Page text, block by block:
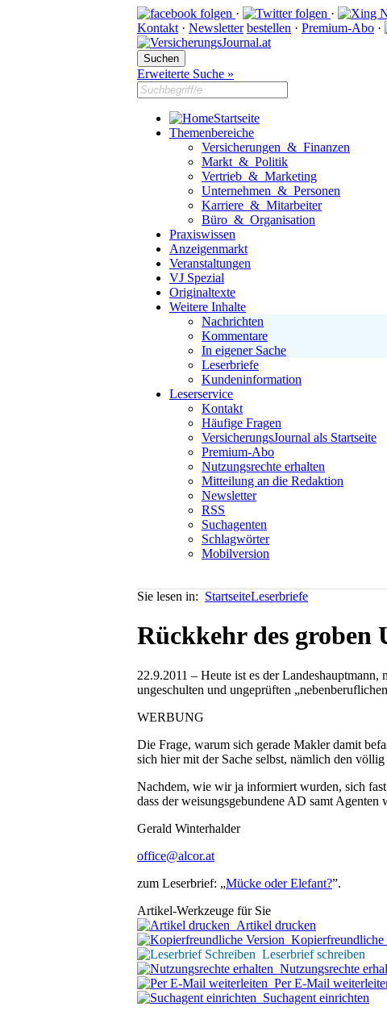
· ·
Kontakt · Newsletter bestellen · Premium-Abo ·
Erweiterte Suche »
Startseite
Themenbereiche
Versicherungen & Finanzen
Markt & Politik
Vertrieb & Marketing
Unternehmen & Personen
Karriere & Mitarbeiter
Büro & Organisation
Praxiswissen
Anzeigenmarkt
Veranstaltungen
VJ Spezial
Originaltexte
Weitere Inhalte
Nachrichten
Kommentare
In eigener Sache
Leserbriefe
Kundeninformation
Leserservice
Kontakt
Häufige Fragen
VersicherungsJournal als Startseite
Premium-Abo
Nutzungsrechte erhalten
Mitteilung an die Redaktion
Newsletter
RSS
Suchagenten
Schlagwörter
Mobilversion
Sie lesen in: StartseiteLeserbriefe
Rückkehr des groben
22.9.2011 – Heute ist es der
ungeschulten und ungeprüften
WERBUNG
Die Frage, warum sich gerade Makler damit
sich hier mit der Sache selbst, nämlich den
Nachdem, wie wir ja informiert wurden, sich
dass der weisungsgebundene AD samt
Gerald Winterhalder
office@alcor.at
zum Leserbrief: „Mücke oder Elefant?”.
Artikel-Werkzeuge für Sie
Artikel drucken
Kopierfreundliche
Leserbrief schreiben
Nutzungsrechte
Per E-Mail
Suchagent einrichten